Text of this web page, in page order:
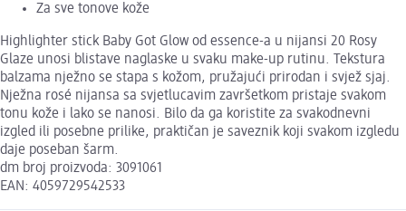
Za sve tonove kože
Highlighter stick Baby Got Glow od essence-a u nijansi 20 Rosy
Glaze unosi blistave naglaske u svaku make-up rutinu. Tekstura
balzama nježno se stapa s kožom, pružajući prirodan i svjež sjaj.
Nježna rosé nijansa sa svjetlucavim završetkom pristaje svakom
tonu kože i lako se nanosi. Bilo da ga koristite za svakodnevni
izgled ili posebne prilike, praktičan je saveznik koji svakom izgledu
daje poseban šarm.
dm broj proizvoda: 3091061
EAN: 4059729542533